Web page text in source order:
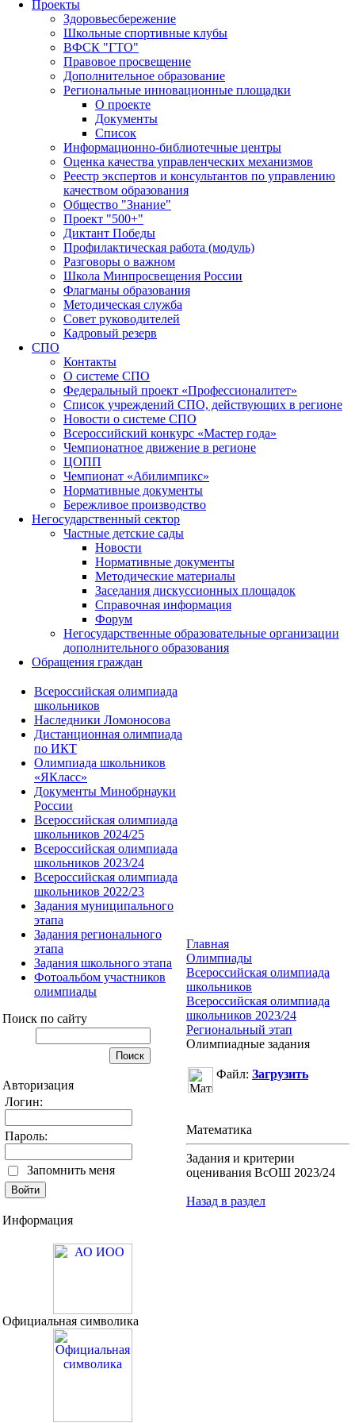
Проекты
Здоровьесбережение
Школьные спортивные клубы
ВФСК "ГТО"
Правовое просвещение
Дополнительное образование
Региональные инновационные площадки
О проекте
Документы
Список
Информационно-библиотечные центры
Оценка качества управленческих механизмов
Реестр экспертов и консультантов по управлению
качеством образования
Общество "Знание"
Проект "500+"
Диктант Победы
Профилактическая работа (модуль)
Разговоры о важном
Школа Минпросвещения России
Флагманы образования
Методическая служба
Совет руководителей
Кадровый резерв
СПО
Контакты
О системе СПО
Федеральный проект «Профессионалитет»
Список учреждений СПО, действующих в регионе
Новости о системе СПО
Всероссийский конкурс «Мастер года»
Чемпионатное движение в регионе
ЦОПП
Чемпионат «Абилимпикс»
Нормативные документы
Бережливое производство
Негосударственный сектор
Частные детские сады
Новости
Нормативные документы
Методические материалы
Заседания дискуссионных площадок
Справочная информация
Форум
Негосударственные образовательные организации
дополнительного образования
Обращения граждан
Всероссийская олимпиада
школьников
Наследники Ломоносова
Дистанционная олимпиада
по ИКТ
Олимпиада школьников
«ЯКласс»
Документы Минобрнауки
России
Всероссийская олимпиада
школьников 2024/25
Всероссийская олимпиада
школьников 2023/24
Всероссийская олимпиада
школьников 2022/23
Задания муниципального
этапа
Задания регионального
этапа
Задания школьного этапа
Фотоальбом участников
олимпиады
Поиск по сайту
Авторизация
Логин:
Пароль:
Запомнить меня
Информация
Официальная символика
Главная
Олимпиады
Всероссийская олимпиада
школьников
Всероссийская олимпиада
школьников 2023/24
Региональный этап
Олимпиадные задания
Файл: Загрузить
Математика
Задания и критерии
оценивания ВсОШ 2023/24
Назад в раздел